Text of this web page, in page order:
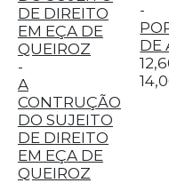
-
A
CONTRUÇÃO
DO SUJEITO
DE DIREITO
EM EÇA DE
QUEIROZ
-
DE